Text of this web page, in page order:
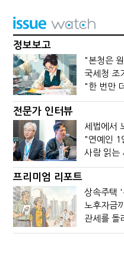
정보보고
전문가 인터뷰
프리미엄 리포트